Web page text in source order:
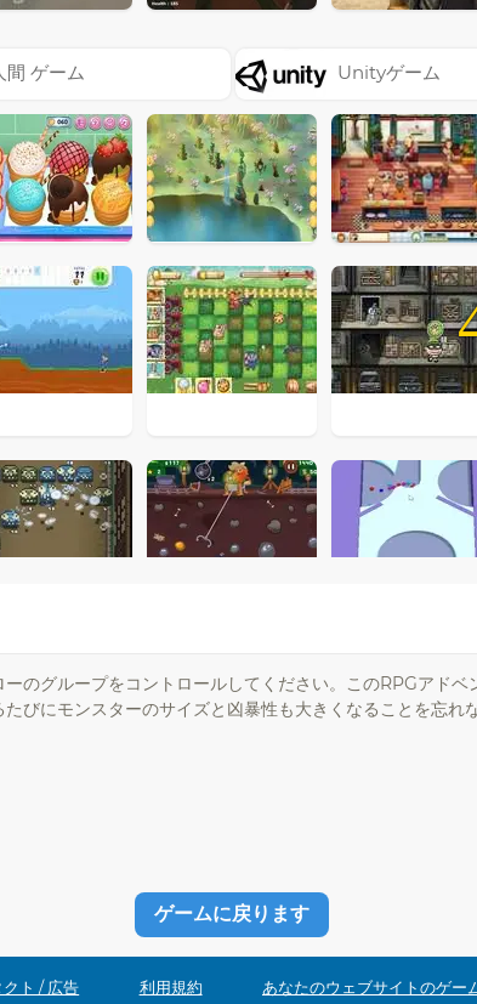
間 ゲーム Unityゲーム
のグループをコントロールしてください。このRPGアド
びにモンスターのサイズと凶暴性も大きくなることを忘れ
ゲームに戻ります
クト / 広告 利用規約 あなたのウェブサイトのゲー